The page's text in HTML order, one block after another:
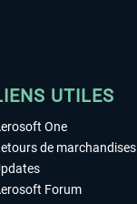
UTILES
One
de marchandises
Forum